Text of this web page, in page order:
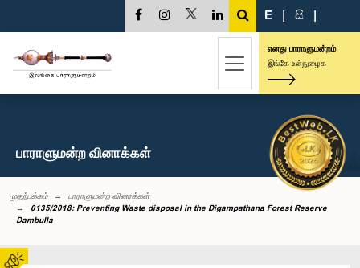
E | සි |
எனது பாராளுமன்றம்
இங்கே உள்நுழைக
பாராளுமன்ற வினாக்கள்
முதற்பக்கம்
பாராளுமன்ற வினாக்கள்
0135/2018: Preventing Waste disposal in the Digampathana Forest Reserve
Dambulla